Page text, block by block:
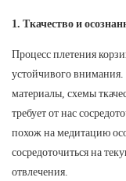
1. Ткачество и
Процесс плетения
устойчивого
материалы, схемы
требует от нас
похож на медитацию
сосредоточиться на
отвлечения.